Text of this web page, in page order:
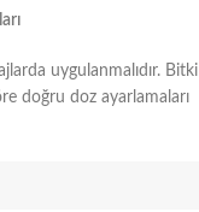
uygulanmalıdır. Bitki
doğru doz ayarlamaları